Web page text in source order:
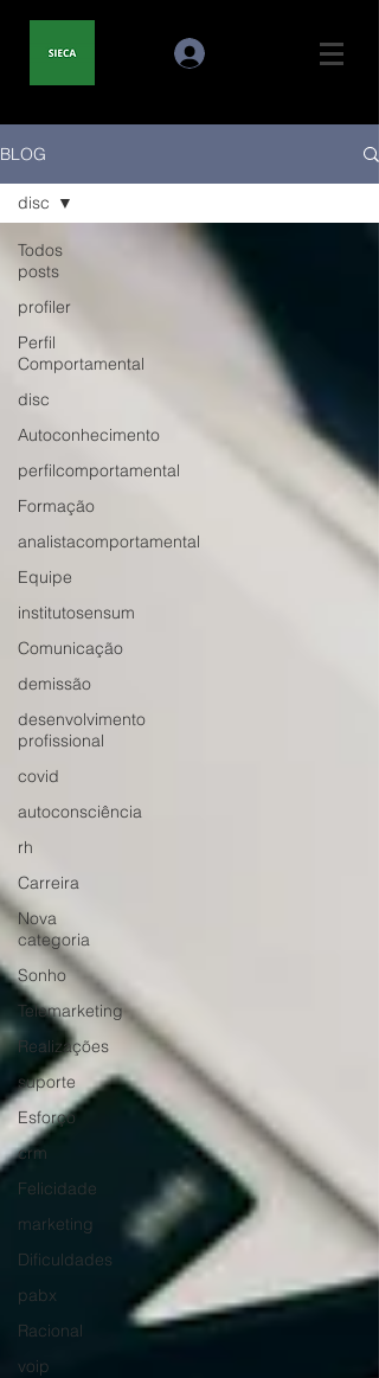
BLOG
Todos
posts
profiler
Perfil
Comportamental
disc
Autoconhecimento
perfilcomportamental
Formação
analistacomportamental
Equipe
institutosensum
Comunicação
demissão
desenvolvimento
profissional
covid
autoconsciência
rh
Carreira
Nova
categoria
Sonho
Telemarketing
Realizações
suporte
Esforço
crm
Felicidade
marketing
Dificuldades
pabx
Racional
voip
disc